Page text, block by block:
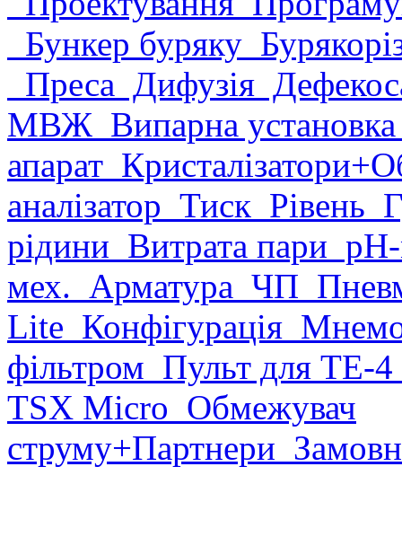
Бункер буряку
Преса Дифузія
МВЖ Випарна
апарат Кристалізатори
аналізатор Тиск Рівень
рідини Витрата пари
мех. Арматура ЧП
Lite Конфігурація
фільтром Пульт для ТЕ-4
TSX Micro Обмежувач
струму+Партнери